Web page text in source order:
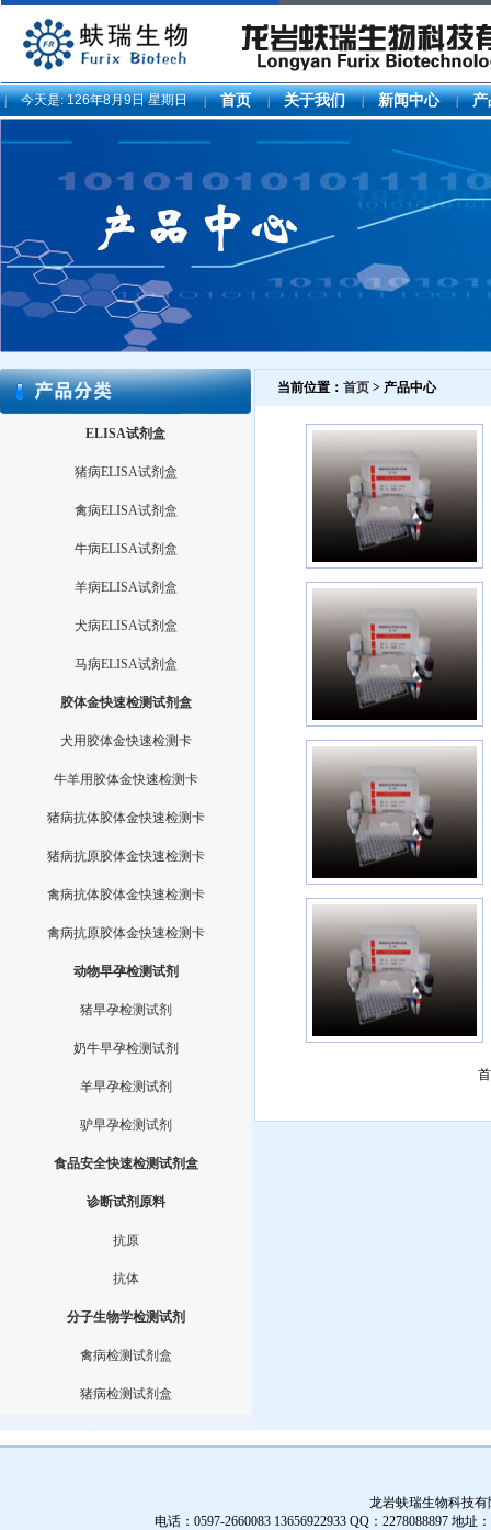
今天是:126年8月9日 星期日 首页 关于我们 新闻中心 产
ELISA试剂盒
猪病ELISA试剂盒
禽病ELISA试剂盒
牛病ELISA试剂盒
羊病ELISA试剂盒
犬病ELISA试剂盒
马病ELISA试剂盒
胶体金快速检测试剂盒
犬用胶体金快速检测卡
牛羊用胶体金快速检测卡
猪病抗体胶体金快速检测卡
猪病抗原胶体金快速检测卡
禽病抗体胶体金快速检测卡
禽病抗原胶体金快速检测卡
动物早孕检测试剂
猪早孕检测试剂
奶牛早孕检测试剂
羊早孕检测试剂
驴早孕检测试剂
食品安全快速检测试剂盒
诊断试剂原料
抗原
抗体
分子生物学检测试剂
禽病检测试剂盒
猪病检测试剂盒
当前位置： 首页 > 产品中心
龙岩蚨瑞生物科技
电话：0597-2660083 13656922933 QQ：2278088897 地